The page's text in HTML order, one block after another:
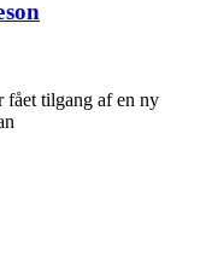
tilgang af en ny